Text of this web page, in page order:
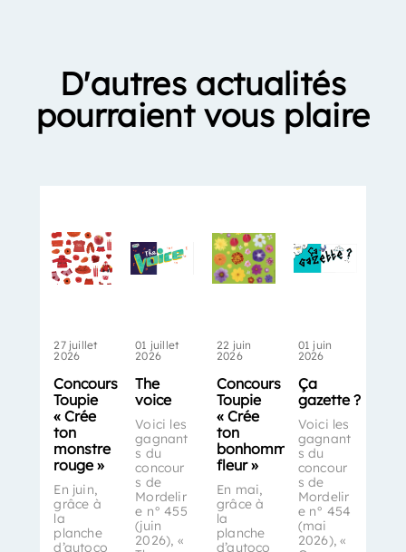
D'autres actualités
pourraient vous plaire
27 juillet
2026
Concours
Toupie
« Crée
ton
monstre
rouge »
En juin,
grâce à
la
planche
d’autoco
01 juillet
2026
The
voice
Voici les
gagnant
s du
concour
s de
Mordelir
e n° 455
(juin
2026), «
22 juin
2026
Concours
Toupie
« Crée
ton
bonhomme-
fleur »
En mai,
grâce à
la
planche
d’autoco
01 juin
2026
Ça
gazette ?
Voici les
gagnant
s du
concour
s de
Mordelir
e n° 454
(mai
2026), «